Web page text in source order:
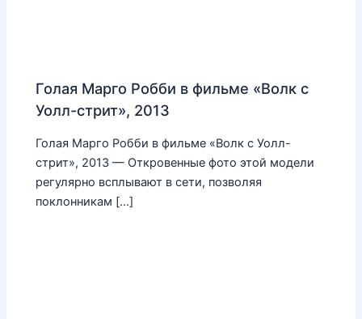
Голая Марго Робби в фильме «Волк с
Уолл-стрит», 2013
Голая Марго Робби в фильме «Волк с Уолл-
стрит», 2013 — Откровенные фото этой модели
регулярно всплывают в сети, позволяя
поклонникам […]